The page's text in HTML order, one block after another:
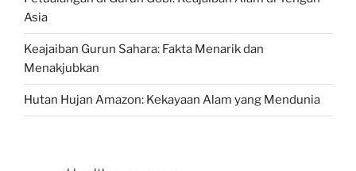
Asia
Keajaiban Gurun Sahara: Fakta Menarik dan
Menakjubkan
Hutan Hujan Amazon: Kekayaan Alam yang Mendunia